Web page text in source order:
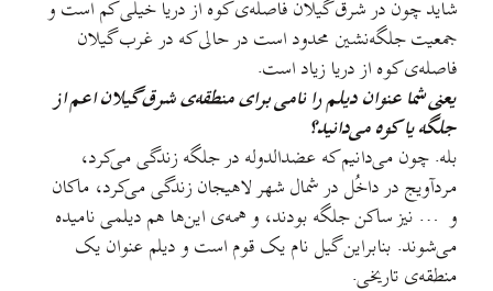
شاید چون در شرق گیلان فاصله‌ی کوه از دریا خیلی کم است و
جمعیت جلگه‌نشین محدود است در حالی که در غرب گیلان
فاصله‌ی کوه از دریا زیاد است.
یعنی شما عنوان دیلم را نامی برای منطقه‌ی شرق گیلان اعم از
جلگه یا کوه می‌دانید؟
بله. چون می‌دانیم که عضدالدوله در جلگه زندگی می‌کرد،
مردآویج در داخُل در شمال شهر لاهیجان زندگی می‌کرد، ماکان
و … نیز ساکن جلگه بودند، و همه‌ی این‌ها هم دیلمی نامیده
می‌شوند. بنابراین گیل نام یک قوم است و دیلم عنوان یک
منطقه‌ی تاریخی.